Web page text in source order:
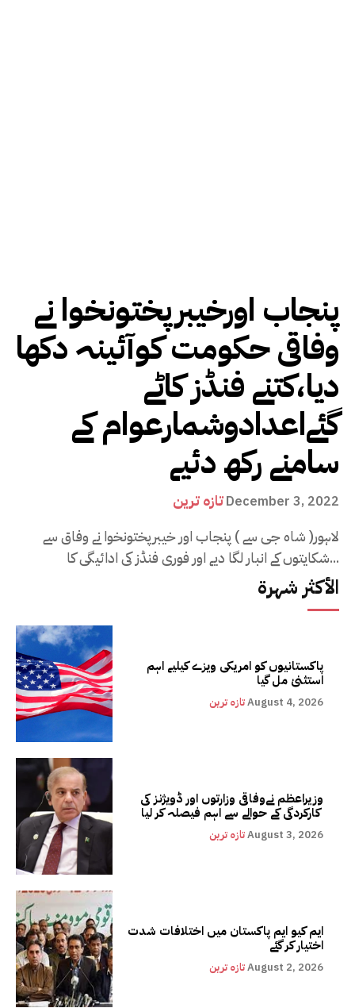
پنجاب اورخیبرپختونخوا نے
وفاقی حکومت کوآئینہ دکھا
دیا،کتنے فنڈز کاٹے
گئےاعدادوشمارعوام کے
سامنے رکھ دئیے
تازہ ترینDecember 3, 2022
لاہور( شاہ جی سے ) پنجاب اور خیبرپختونخوا نے وفاق سے
شکایتوں کے انبار لگا دیے اور فوری فنڈز کی ادائیگی کا...
الأكثر شهرة
پاکستانیوں کو امریکی ویزے کیلیے اہم
استثنیٰ مل گیا
تازہ ترینAugust 4, 2026
وزیراعظم نےوفاقی وزارتوں اور ڈویژنز کی
کارکردگی کے حوالے سے اہم فیصلہ کر لیا
تازہ ترینAugust 3, 2026
ایم کیو ایم پاکستان میں اختلافات شدت
اختیار کر گئے
تازہ ترینAugust 2, 2026